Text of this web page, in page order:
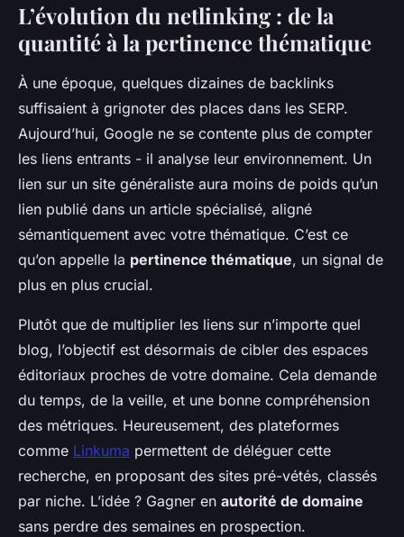
L’évolution du netlinking : de la
quantité à la pertinence thématique
À une époque, quelques dizaines de backlinks
suffisaient à grignoter des places dans les SERP.
Aujourd’hui, Google ne se contente plus de compter
les liens entrants - il analyse leur environnement. Un
lien sur un site généraliste aura moins de poids qu’un
lien publié dans un article spécialisé, aligné
sémantiquement avec votre thématique. C’est ce
qu’on appelle la pertinence thématique, un signal de
plus en plus crucial.
Plutôt que de multiplier les liens sur n’importe quel
blog, l’objectif est désormais de cibler des espaces
éditoriaux proches de votre domaine. Cela demande
du temps, de la veille, et une bonne compréhension
des métriques. Heureusement, des plateformes
comme Linkuma permettent de déléguer cette
recherche, en proposant des sites pré-vétés, classés
par niche. L’idée ? Gagner en autorité de domaine
sans perdre des semaines en prospection.